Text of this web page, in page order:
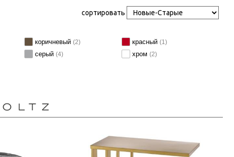
сортировать
коричневый(2) красный(1)
серый(4) хром(2)